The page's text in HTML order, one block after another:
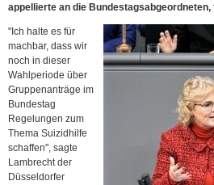
appellierte an die Bundestagsabgeordneten,
"Ich halte es für
machbar, dass wir
noch in dieser
Wahlperiode über
Gruppenanträge im
Bundestag
Regelungen zum
Thema Suizidhilfe
schaffen", sagte
Lambrecht der
Düsseldorfer